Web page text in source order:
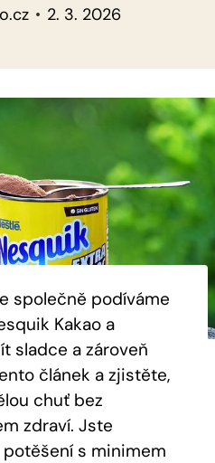
2. 3. 2026
společně podíváme
Kakao a
sladce a zároveň
článek a zjistěte,
chuť bez
zdraví. Jste
s minimem